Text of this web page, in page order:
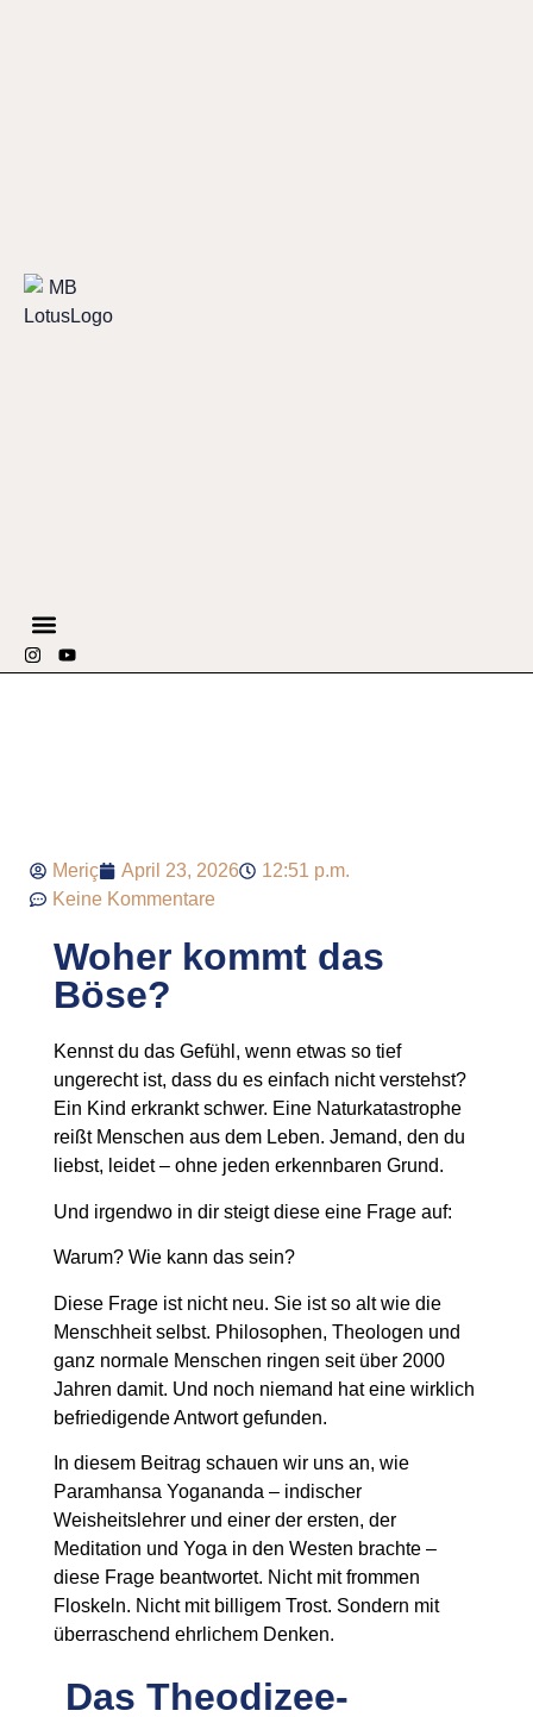
Meriç April 23, 2026
12:51 p.m.
Keine Kommentare
Woher kommt das
Böse?
Kennst du das Gefühl, wenn etwas so tief
ungerecht ist, dass du es einfach nicht verstehst?
Ein Kind erkrankt schwer. Eine Naturkatastrophe
reißt Menschen aus dem Leben. Jemand, den du
liebst, leidet – ohne jeden erkennbaren Grund.
Und irgendwo in dir steigt diese eine Frage auf:
Warum? Wie kann das sein?
Diese Frage ist nicht neu. Sie ist so alt wie die
Menschheit selbst. Philosophen, Theologen und
ganz normale Menschen ringen seit über 2000
Jahren damit. Und noch niemand hat eine wirklich
befriedigende Antwort gefunden.
In diesem Beitrag schauen wir uns an, wie
Paramhansa Yogananda – indischer
Weisheitslehrer und einer der ersten, der
Meditation und Yoga in den Westen brachte –
diese Frage beantwortet. Nicht mit frommen
Floskeln. Nicht mit billigem Trost. Sondern mit
überraschend ehrlichem Denken.
Das Theodizee-